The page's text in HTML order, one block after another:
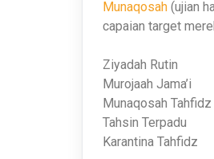
Munaqosah (ujian
capaian target
Ziyadah Rutin
Murojaah Jama’i
Munaqosah Tahfidz
Tahsin Terpadu
Karantina Tahfidz